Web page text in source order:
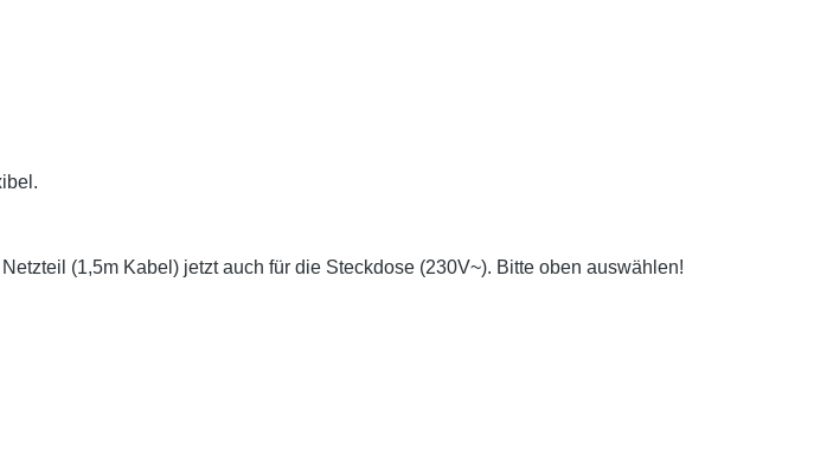
(1,5m Kabel) jetzt auch für die Steckdose (230V~). Bitte oben auswählen!